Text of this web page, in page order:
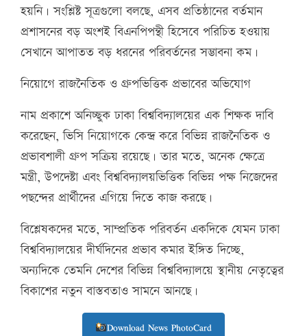
হয়নি। সংশ্লিষ্ট সূত্রগুলো বলছে, এসব প্রতিষ্ঠানের বর্তমান
প্রশাসনের বড় অংশই বিএনপিপন্থী হিসেবে পরিচিত হওয়ায়
সেখানে আপাতত বড় ধরনের পরিবর্তনের সম্ভাবনা কম।
নিয়োগে রাজনৈতিক ও গ্রুপভিত্তিক প্রভাবের অভিযোগ
নাম প্রকাশে অনিচ্ছুক ঢাকা বিশ্ববিদ্যালয়ের এক শিক্ষক দাবি
করেছেন, ভিসি নিয়োগকে কেন্দ্র করে বিভিন্ন রাজনৈতিক ও
প্রভাবশালী গ্রুপ সক্রিয় রয়েছে। তার মতে, অনেক ক্ষেত্রে
মন্ত্রী, উপদেষ্টা এবং বিশ্ববিদ্যালয়ভিত্তিক বিভিন্ন পক্ষ নিজেদের
পছন্দের প্রার্থীদের এগিয়ে দিতে কাজ করছে।
বিশ্লেষকদের মতে, সাম্প্রতিক পরিবর্তন একদিকে যেমন ঢাকা
বিশ্ববিদ্যালয়ের দীর্ঘদিনের প্রভাব কমার ইঙ্গিত দিচ্ছে,
অন্যদিকে তেমনি দেশের বিভিন্ন বিশ্ববিদ্যালয়ে স্থানীয় নেতৃত্বের
বিকাশের নতুন বাস্তবতাও সামনে আনছে।
Download News PhotoCard